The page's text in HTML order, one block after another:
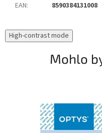
EAN: 8590384131008
High-contrast mode
Mohlo